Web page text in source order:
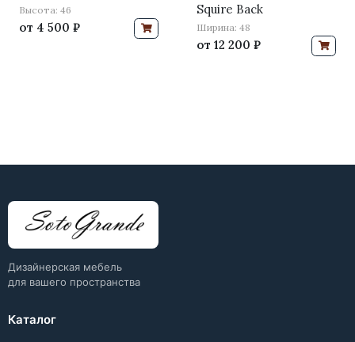
Высота: 46
от 4 500 ₽
Squire Back
Ширина: 48
от 12 200 ₽
Дизайнерская мебель
для вашего пространства
Каталог